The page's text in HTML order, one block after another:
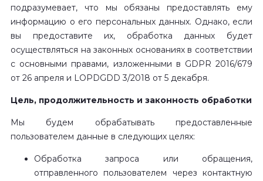
подразумевает, что мы обязаны предоставлять ему
информацию о его персональных данных. Однако, если
вы предоставите их, обработка данных будет
осуществляться на законных основаниях в соответствии
с основными правами, изложенными в GDPR 2016/679
от 26 апреля и LOPDGDD 3/2018 от 5 декабря.
Цель, продолжительность и законность обработки
Мы будем обрабатывать предоставленные
пользователем данные в следующих целях:
Обработка запроса или обращения,
отправленного пользователем через
контактную